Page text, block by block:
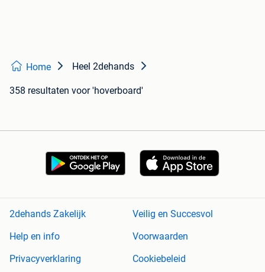
Home Heel 2dehands
358 resultaten voor 'hoverboard'
2dehands Zakelijk
Veilig en Succesvol
Help en info
Voorwaarden
Privacyverklaring
Cookiebeleid